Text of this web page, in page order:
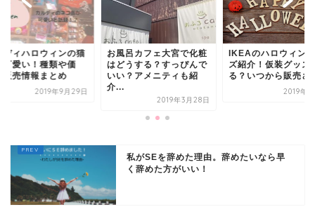
ディハロウィンの猫
可愛い！種類や価
販売情報まとめ
2019年9月29日
お風呂カフェ大宮で化粧
はどうする？すっぴんで
いい？アメニティも紹
介...
2019年3月28日
IKEAのハロウィン
ズ紹介！仮装グッズ
る？いつから販売さ
2019年9
私がSEを辞めた理由。辞めたいなら早
く辞めた方がいい！